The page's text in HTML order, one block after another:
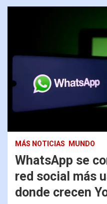
MÁS NOTICIAS MUNDO
WhatsApp se
red social más
donde crecen